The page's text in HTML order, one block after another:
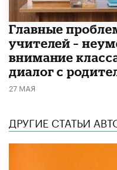
Главные
учителей –
внимание
диалог с
27 МАЯ
ДРУГИЕ СТАТЬИ